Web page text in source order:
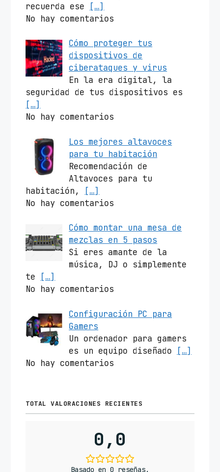
recuerda ese
[…]
No hay comentarios
Cómo proteger tus
dispositivos de
ciberataques y virus
En la era digital, la
seguridad de tus dispositivos es
[…]
No hay comentarios
Los mejores altavoces
para tu habitación
Recomendación de
Altavoces para tu
habitación,
[…]
No hay comentarios
Cómo montar una mesa de
mezclas en 5 pasos
Si eres amante de la
música, DJ o simplemente
te
[…]
No hay comentarios
Configuración PC para
Gamers
Un ordenador para gamers
es un equipo diseñado
[…]
No hay comentarios
TOTAL VALORACIONES RECIENTES
0,0
Basado en 0 reseñas.